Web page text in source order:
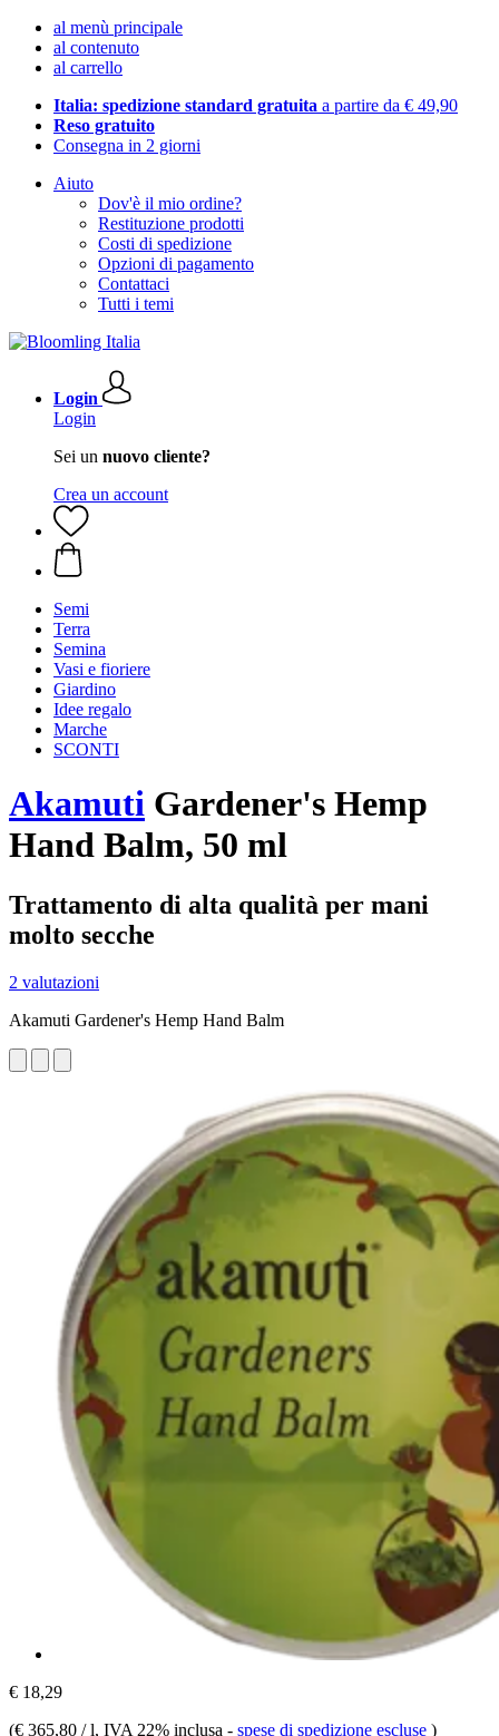
al menù principale
al contenuto
al carrello
Italia: spedizione standard gratuita a partire da € 49,90
Reso gratuito
Consegna in 2 giorni
Aiuto
Dov'è il mio ordine?
Restituzione prodotti
Costi di spedizione
Opzioni di pagamento
Contattaci
Tutti i temi
Login
Login
Sei un nuovo cliente?
Crea un account
Semi
Terra
Semina
Vasi e fioriere
Giardino
Idee regalo
Marche
SCONTI
Akamuti Gardener's Hemp
Hand Balm, 50 ml
Trattamento di alta qualità per mani
molto secche
2 valutazioni
Akamuti Gardener's Hemp Hand Balm
€ 18,29
(€ 365,80 / l, IVA 22% inclusa - spese di spedizione escluse )